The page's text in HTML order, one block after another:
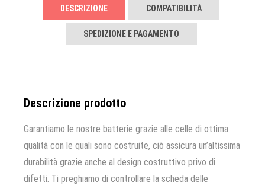
DESCRIZIONE COMPATIBILITÀ
SPEDIZIONE E PAGAMENTO
Descrizione prodotto
Garantiamo le nostre batterie grazie alle celle di ottima
qualità con le quali sono costruite, ciò assicura un’altissima
durabilità grazie anche al design costruttivo privo di
difetti. Ti preghiamo di controllare la scheda delle